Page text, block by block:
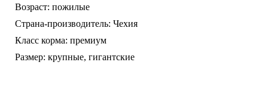
Возраст: пожилые
Страна-производитель: Чехия
Класс корма: премиум
Размер: крупные, гигантские